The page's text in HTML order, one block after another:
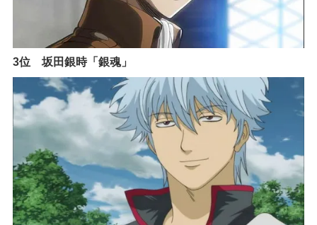
3位 坂田銀時「銀魂」